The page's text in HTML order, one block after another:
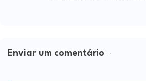
Enviar um comentário